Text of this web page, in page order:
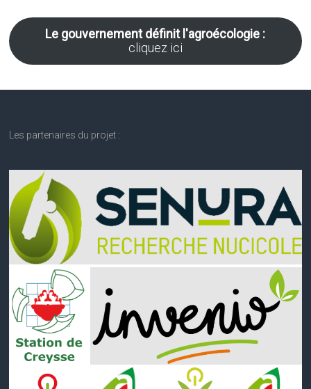
Le gouvernement définit l'agroécologie :
cliquez ici
Les partenaires du projet :